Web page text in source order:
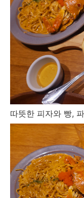
따뜻한 피자와 빵,